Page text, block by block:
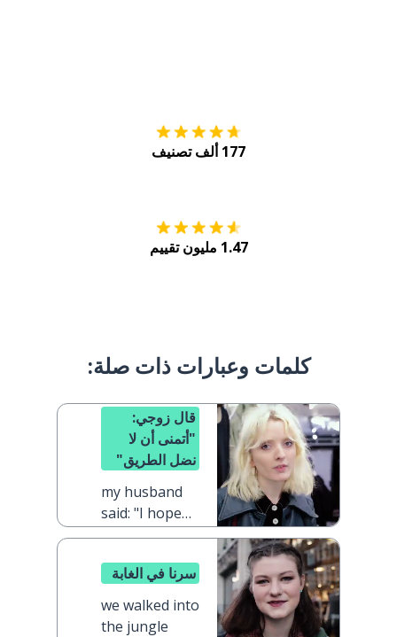
177 ألف تصنيف
1.47 مليون تقييم
كلمات وعبارات ذات صلة:
قال زوجي:
"أتمنى أن لا
نضل الطريق"
my husband
said: "I hope
we don't get
سرنا في الغابة
we walked into
the jungle